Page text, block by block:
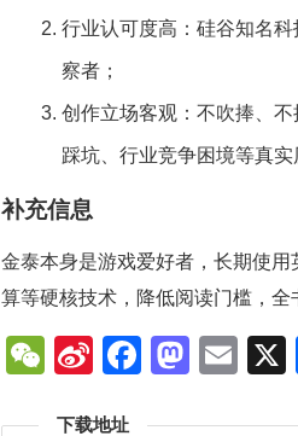
行业认可度高：硅谷知名
察者；
创作立场客观：不吹捧、
踩坑、行业竞争困境等真实
补充信息
金泰本身是游戏爱好者，长期使
算等硬核技术，降低阅读门槛，全
WeChat
Sina
下载地址